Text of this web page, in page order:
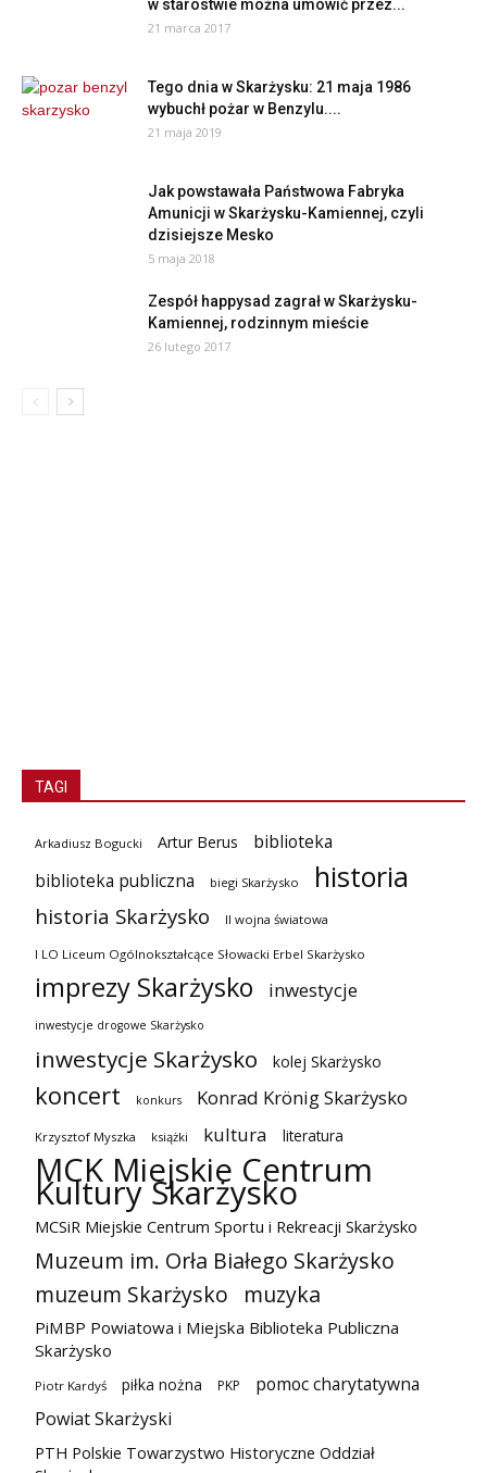
w starostwie można umówić przez...
21 marca 2017
Tego dnia w Skarżysku: 21 maja 1986
wybuchł pożar w Benzylu....
21 maja 2019
Jak powstawała Państwowa Fabryka
Amunicji w Skarżysku-Kamiennej, czyli
dzisiejsze Mesko
5 maja 2018
Zespół happysad zagrał w Skarżysku-
Kamiennej, rodzinnym mieście
26 lutego 2017
TAGI
Arkadiusz Bogucki Artur Berus
biblioteka
biblioteka publiczna
biegi Skarżysko historia
historia Skarżysko II wojna światowa
I LO Liceum Ogólnokształcące Słowacki Erbel Skarżysko
imprezy Skarżysko inwestycje
inwestycje drogowe Skarżysko
inwestycje Skarżysko kolej Skarżysko
koncert konkurs Konrad Krönig Skarżysko
Krzysztof Myszka książki kultura literatura
MCK Miejskie Centrum
Kultury Skarżysko
MCSiR Miejskie Centrum Sportu i Rekreacji Skarżysko
Muzeum im. Orła Białego Skarżysko
muzeum Skarżysko
muzyka
PiMBP Powiatowa i Miejska Biblioteka Publiczna
Skarżysko
Piotr Kardyś piłka nożna PKP
pomoc charytatywna
Powiat Skarżyski
PTH Polskie Towarzystwo Historyczne Oddział